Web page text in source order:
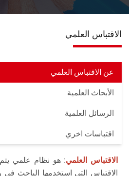
الاقتباس العلمي
عن الاقتباس العلمي
الأبحاث العلمية
الرسائل العلمية
اقتباسات اخري
الاقتباس العلمي: هو نظام علمي
الاقتباس التي استخدمها الباحث في